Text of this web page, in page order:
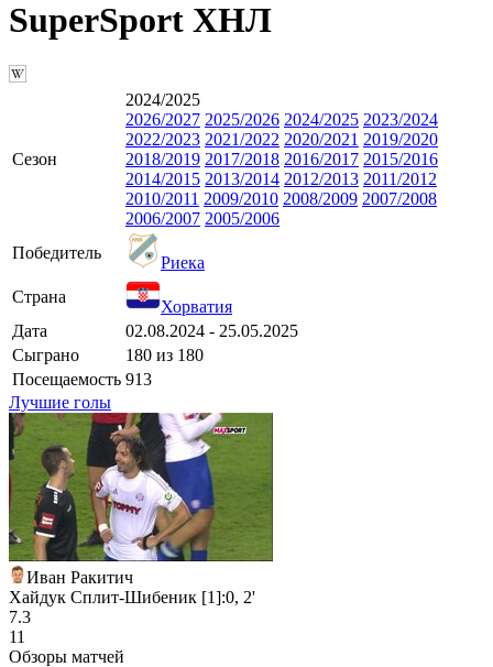
SuperSport ХНЛ
Сезон
2024/2025
2026/2027 2025/2026 2024/2025 2023/2024
2022/2023 2021/2022 2020/2021 2019/2020
2018/2019 2017/2018 2016/2017 2015/2016
2014/2015 2013/2014 2012/2013 2011/2012
2010/2011 2009/2010 2008/2009 2007/2008
2006/2007 2005/2006
Победитель
Риека
Страна
Хорватия
Дата
02.08.2024 - 25.05.2025
Сыграно
180 из 180
Посещаемость 913
Лучшие голы
Иван Ракитич
Хайдук Сплит-Шибеник [1]:0, 2'
7.3
11
Обзоры матчей